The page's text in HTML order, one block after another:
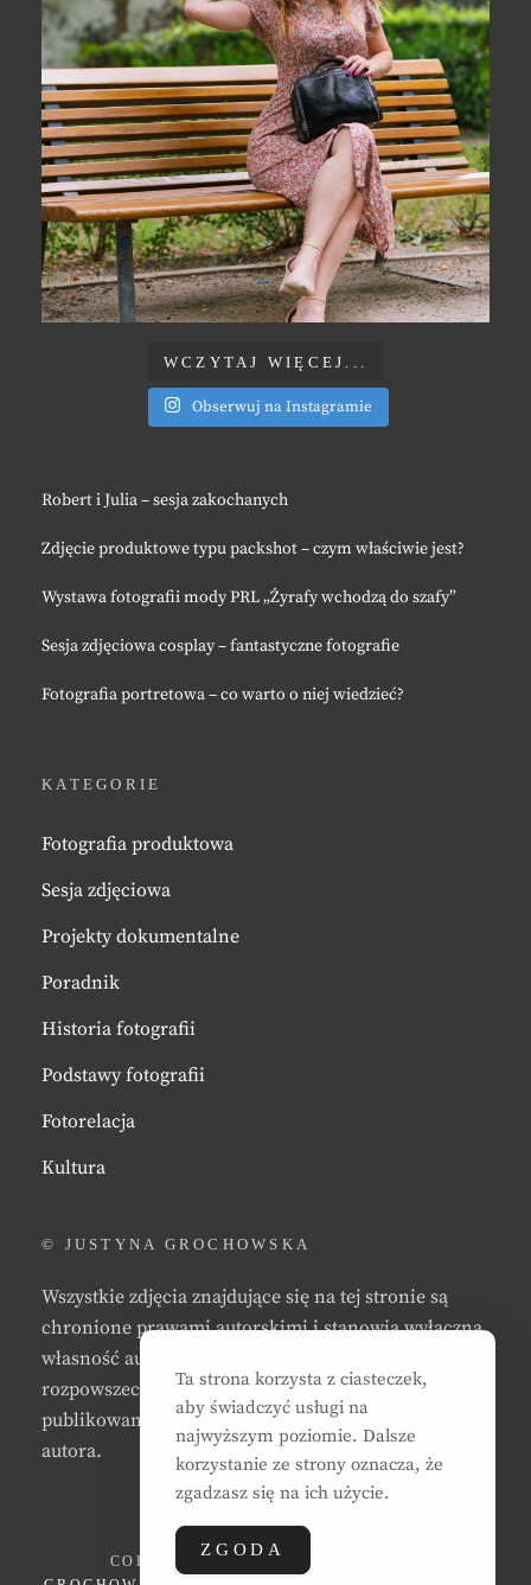
WCZYTAJ WIĘCEJ...
Obserwuj na Instagramie
Robert i Julia – sesja zakochanych
Zdjęcie produktowe typu packshot – czym właściwie jest?
Wystawa fotografii mody PRL „Żyrafy wchodzą do szafy”
Sesja zdjęciowa cosplay – fantastyczne fotografie
Fotografia portretowa – co warto o niej wiedzieć?
KATEGORIE
Fotografia produktowa
Sesja zdjęciowa
Projekty dokumentalne
Poradnik
Historia fotografii
Podstawy fotografii
Fotorelacja
Kultura
© JUSTYNA GROCHOWSKA
Wszystkie zdjęcia znajdujące się na tej stronie są
chronione prawami autorskimi i stanowią wyłączną
własność autora strony. Zabrania się kopiowania,
rozpowszechniania, reprodukowania,
publikowania, i/lub modyfikowania zdjęć bez zgody
autora.
COPYRIGHT © 2026
Ta strona korzysta z ciasteczek,
aby świadczyć usługi na
najwyższym poziomie. Dalsze
korzystanie ze strony oznacza, że
zgadzasz się na ich użycie.
ZGODA